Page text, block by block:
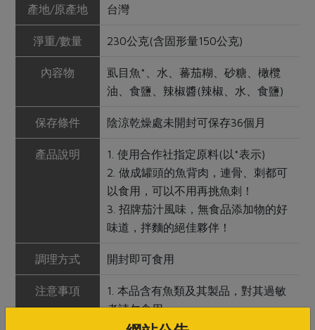
產地/原產地 台灣
淨重/數量 230公克(含固形量150公克)
內容物
虱目魚*、水、蕃茄糊、砂糖、橄欖
油、食鹽、辣椒醬(辣椒、水、食鹽)
保存條件 陰涼乾燥處未開封可保存36個月
產品說明
1. 使用合作社指定原料(以*表示)
2. 做成罐頭的魚背肉，連骨、刺都可
以食用，可以不用再挑魚刺！
3. 招牌茄汁風味，無食品添加物的好
味道，拌麵的絕佳夥伴！
調理方式 開封即可食用
注意事項
1. 本品含有魚類及其製品，對其過敏
者請勿食用。
2. 產品含魚骨、魚刺，請留意吞嚥。